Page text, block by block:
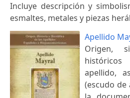
Incluye descripción y
esmaltes, metales y piezas
Apellido
Origen,
históricos
apellido,
(escudo de